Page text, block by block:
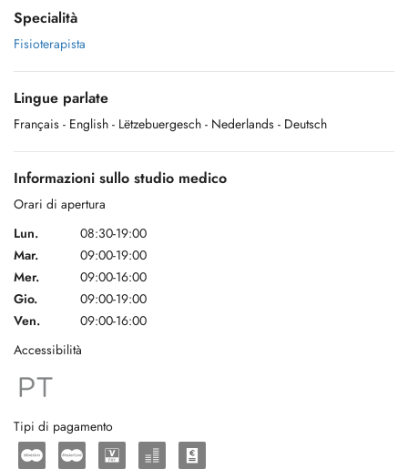
Specialità
Fisioterapista
Lingue parlate
Français - English - Lëtzebuergesch - Nederlands - Deutsch
Informazioni sullo studio medico
Orari di apertura
Lun.
08:30-19:00
Mar.
09:00-19:00
Mer.
09:00-16:00
Gio.
09:00-19:00
Ven.
09:00-16:00
Accessibilità
Tipi di pagamento